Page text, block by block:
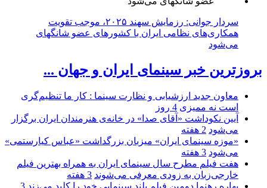
سردار جوانی: رزمایش سهند ۲۰۲۵، موجب تقویت
همکاری‌های نظامی ایران با کشور‌های عضو شانگهای
می‌شود
بروزترین خبر سینمای ایران و جهان ...
معاون جدید ارزشیابی و نظارت سینما : کار ما تنظیم‌گری
است نه ممیزی 4 روز
آیین نکوداشت «آقای صدا» در خانه‌ی هنرمندان ایران برگزار
می‌شود 2 هفته
«موزه سینمای ایران» میزبان بزرگداشت «عباس کیارستمی»
می‌شود 3 هفته
هفت فیلم مطرح سال سینمای ایران به همراه بهترین فیلم
خارجی‌زبان به زودی معرفی می‌شوند 3 هفته